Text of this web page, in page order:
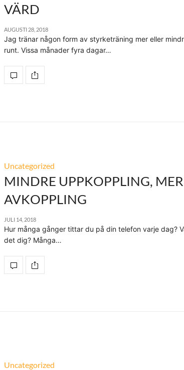
VÄRD
AUGUSTI 28, 2018
Jag tränar någon form av styrketräning mer eller
runt. Vissa månader fyra dagar…
Uncategorized
MINDRE UPPKOPPLING, MER
AVKOPPLING
JULI 14, 2018
Hur många gånger tittar du på din telefon varje dag?
det dig? Många…
Uncategorized